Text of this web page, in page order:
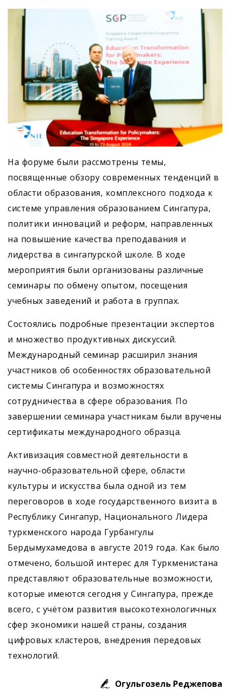
На форуме были рассмотрены темы,
посвященные обзору современных тенденций в
области образования, комплексного подхода к
системе управления образованием Сингапура,
политики инноваций и реформ, направленных
на повышение качества преподавания и
лидерства в сингапурской школе. В ходе
мероприятия были организованы различные
семинары по обмену опытом, посещения
учебных заведений и работа в группах.
Состоялись подробные презентации экспертов
и множество продуктивных дискуссий.
Международный семинар расширил знания
участников об особенностях образовательной
системы Сингапура и возможностях
сотрудничества в сфере образования. По
завершении семинара участникам были вручены
сертификаты международного образца.
Активизация совместной деятельности в
научно-образовательной сфере, области
культуры и искусства была одной из тем
переговоров в ходе государственного визита в
Республику Сингапур, Национального Лидера
туркменского народа Гурбангулы
Бердымухамедова в августе 2019 года. Как было
отмечено, большой интерес для Туркменистана
представляют образовательные возможности,
которые имеются сегодня у Сингапура, прежде
всего, с учётом развития высокотехнологичных
сфер экономики нашей страны, создания
цифровых кластеров, внедрения передовых
технологий.
Огульгозель Реджепова